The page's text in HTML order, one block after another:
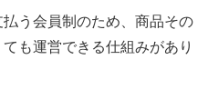
う会員制のため、商品その
も運営できる仕組みがあり